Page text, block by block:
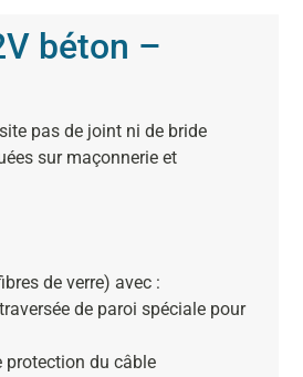
béton –
pas de joint ni de bride
sur maçonnerie et
de verre) avec :
de paroi spéciale pour
protection du câble